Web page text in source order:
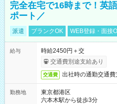
完全在宅で16時まで！英
ポート／
派遣 ブランクOK WEB登録・面接
給与
時給2450円＋交
交通費別途支給あり
交通費 出社時の通勤交通費
勤務地
東京都港区
六本木駅から徒歩3分